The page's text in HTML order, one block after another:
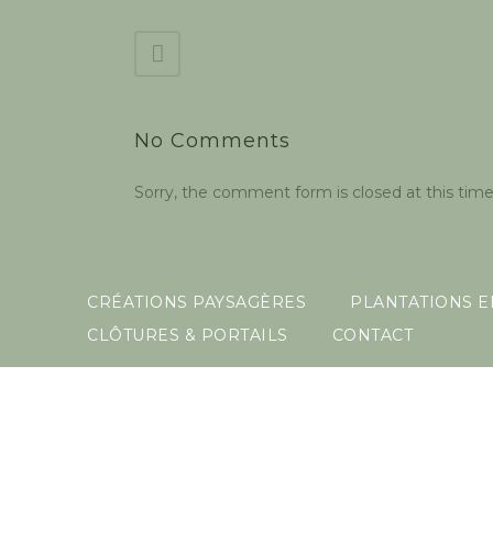
CRÉATIONS PAYSAGÈRES
PLANTATIONS
CLÔTURES & PORTAILS
CONTACT
No Comments
Sorry, the comment form is closed at this